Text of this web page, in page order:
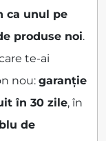
ca unul pe
produse noi.
te-ai
nou: garanție
în 30 zile, în
de